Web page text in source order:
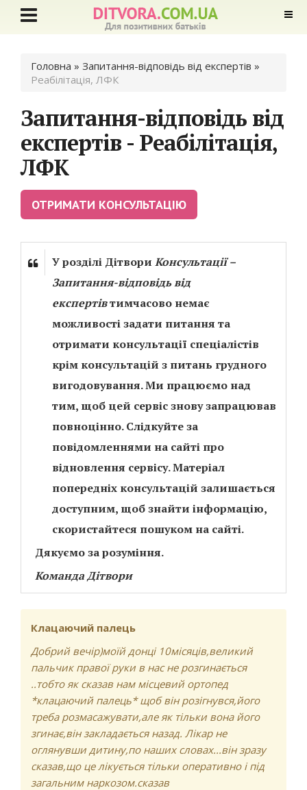
Ви є тут
Головна » Запитання-відповідь від експертів »
Реабілітація, ЛФК
Запитання-відповідь від
експертів - Реабілітація,
ЛФК
ОТРИМАТИ КОНСУЛЬТАЦІЮ
У розділі Дітвори Консультації –
Запитання-відповідь від
експертівтимчасово немає
можливості задати питання та
отримати консультації спеціалістів
крім консультацій з питань грудного
вигодовування. Ми працюємо над
тим, щоб цей сервіс знову запрацював
повноцінно. Слідкуйте за
повідомленнями на сайті про
відновлення сервісу. Матеріал
попередніх консультацій залишається
доступним, щоб знайти інформацію,
скористайтеся пошуком на сайті.
Дякуємо за розуміння.
Команда Дітвори
Клацаючий палець
Добрий вечір)моїй донці 10місяців,великий
пальчик правої руки в нас не розгинається
..тобто як сказав нам місцевий ортопед
*клацаючий палець* щоб він розігнувся,його
треба розмасажувати,але як тільки вона його
згинає,він закладається назад. Лікар не
оглянувши дитину,по наших словах...він зразу
сказав,що це лікується тільки оперативно і під
загальним наркозом.сказав